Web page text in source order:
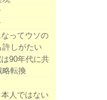
ってウソの
許しがたい
90年代に共
略転換
人ではない